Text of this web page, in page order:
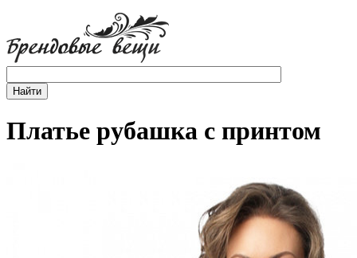
Платье рубашка с принтом